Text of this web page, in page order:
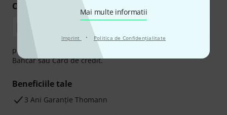
Mai multe informatii
Imprint · Politica de Confidenţialitate
Cumpărați și plătiți în siguranță
plata se poate efectua în siguranță cu Ramburs, Transfer
Bancar sau Card de credit.
Beneficiile tale
3 Ani Garanție Thomann